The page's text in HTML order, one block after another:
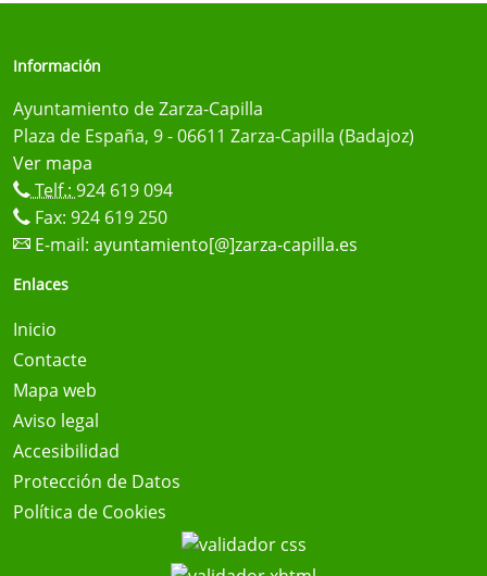
Información
Ayuntamiento de Zarza-Capilla
Plaza de España, 9 - 06611 Zarza-Capilla (Badajoz)
Ver mapa
Telf.: 924 619 094
Fax: 924 619 250
E-mail: ayuntamiento[@]zarza-capilla.es
Enlaces
Inicio
Contacte
Mapa web
Aviso legal
Accesibilidad
Protección de Datos
Política de Cookies